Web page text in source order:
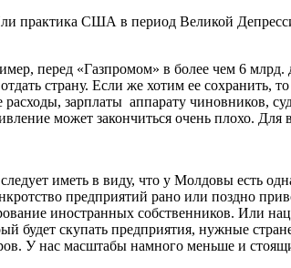
практика США в период Великой
перед «Газпромом» в более чем 6 млрд.
страну. Если же хотим ее сохранить,
зарплаты аппарату чиновников,
может закончиться очень плохо. Для
иметь в виду, что у Молдовы есть
предприятий рано или поздно
иностранных собственников. Или
будет скупать предприятия, нужные
У нас масштабы намного меньше и